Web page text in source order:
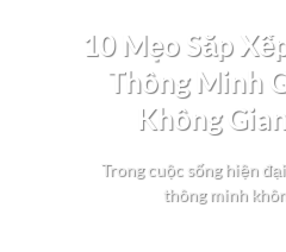
10 Mẹo Sắp
Thông Minh
Không
Trong cuộc sống hiện
thông minh